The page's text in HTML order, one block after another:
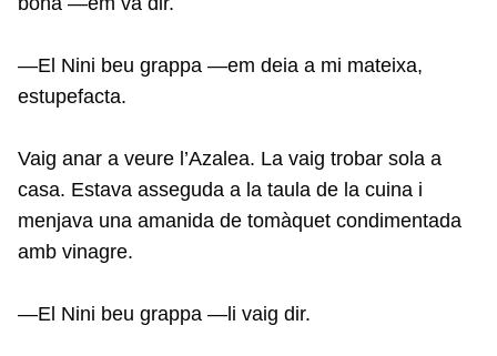
—El Nini beu grappa —em deia a mi mateixa,
estupefacta.
Vaig anar a veure l’Azalea. La vaig trobar sola a
casa. Estava asseguda a la taula de la cuina i
menjava una amanida de tomàquet condimentada
amb vinagre.
—El Nini beu grappa —li vaig dir.